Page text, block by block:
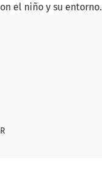
el niño y su entorno.
19